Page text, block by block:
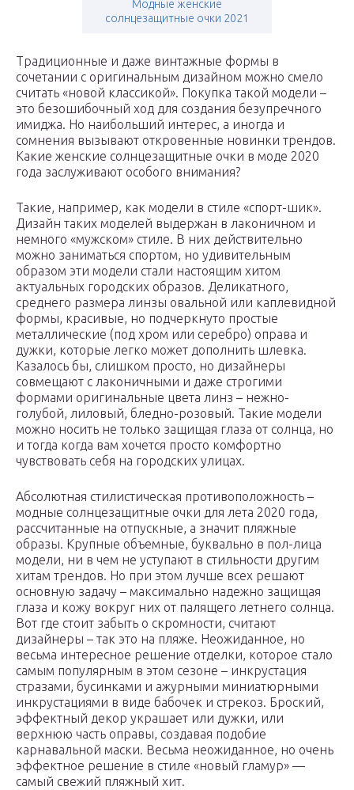
Модные женские
солнцезащитные очки 2021
Традиционные и даже винтажные формы в
сочетании с оригинальным дизайном можно смело
считать «новой классикой». Покупка такой модели –
это безошибочный ход для создания безупречного
имиджа. Но наибольший интерес, а иногда и
сомнения вызывают откровенные новинки трендов.
Какие женские солнцезащитные очки в моде 2020
года заслуживают особого внимания?
Такие, например, как модели в стиле «спорт-шик».
Дизайн таких моделей выдержан в лаконичном и
немного «мужском» стиле. В них действительно
можно заниматься спортом, но удивительным
образом эти модели стали настоящим хитом
актуальных городских образов. Деликатного,
среднего размера линзы овальной или каплевидной
формы, красивые, но подчеркнуто простые
металлические (под хром или серебро) оправа и
дужки, которые легко может дополнить шлевка.
Казалось бы, слишком просто, но дизайнеры
совмещают с лаконичными и даже строгими
формами оригинальные цвета линз – нежно-
голубой, лиловый, бледно-розовый. Такие модели
можно носить не только защищая глаза от солнца, но
и тогда когда вам хочется просто комфортно
чувствовать себя на городских улицах.
Абсолютная стилистическая противоположность –
модные солнцезащитные очки для лета 2020 года,
рассчитанные на отпускные, а значит пляжные
образы. Крупные объемные, буквально в пол-лица
модели, ни в чем не уступают в стильности другим
хитам трендов. Но при этом лучше всех решают
основную задачу – максимально надежно защищая
глаза и кожу вокруг них от палящего летнего солнца.
Вот где стоит забыть о скромности, считают
дизайнеры – так это на пляже. Неожиданное, но
весьма интересное решение отделки, которое стало
самым популярным в этом сезоне – инкрустация
стразами, бусинками и ажурными миниатюрными
инкрустациями в виде бабочек и стрекоз. Броский,
эффектный декор украшает или дужки, или
верхнюю часть оправы, создавая подобие
карнавальной маски. Весьма неожиданное, но очень
эффектное решение в стиле «новый гламур» —
самый свежий пляжный хит.